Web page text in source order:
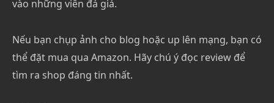
vào những viên đá giả.
Nếu bạn chụp ảnh cho blog hoặc up lên mạng, bạn có
thể đặt mua qua Amazon. Hãy chú ý đọc review để
tìm ra shop đáng tin nhất.